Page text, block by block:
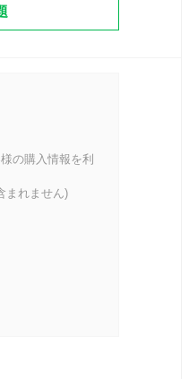
の購入情報を利
まれません)